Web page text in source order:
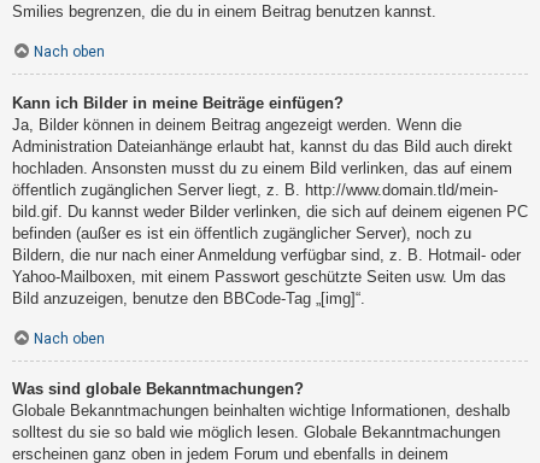
Smilies begrenzen, die du in einem Beitrag benutzen kannst.
Nach oben
Kann ich Bilder in meine Beiträge einfügen?
Ja, Bilder können in deinem Beitrag angezeigt werden. Wenn die
Administration Dateianhänge erlaubt hat, kannst du das Bild auch direkt
hochladen. Ansonsten musst du zu einem Bild verlinken, das auf einem
öffentlich zugänglichen Server liegt, z. B. http://www.domain.tld/mein-
bild.gif. Du kannst weder Bilder verlinken, die sich auf deinem eigenen PC
befinden (außer es ist ein öffentlich zugänglicher Server), noch zu
Bildern, die nur nach einer Anmeldung verfügbar sind, z. B. Hotmail- oder
Yahoo-Mailboxen, mit einem Passwort geschützte Seiten usw. Um das
Bild anzuzeigen, benutze den BBCode-Tag „[img]“.
Nach oben
Was sind globale Bekanntmachungen?
Globale Bekanntmachungen beinhalten wichtige Informationen, deshalb
solltest du sie so bald wie möglich lesen. Globale Bekanntmachungen
erscheinen ganz oben in jedem Forum und ebenfalls in deinem